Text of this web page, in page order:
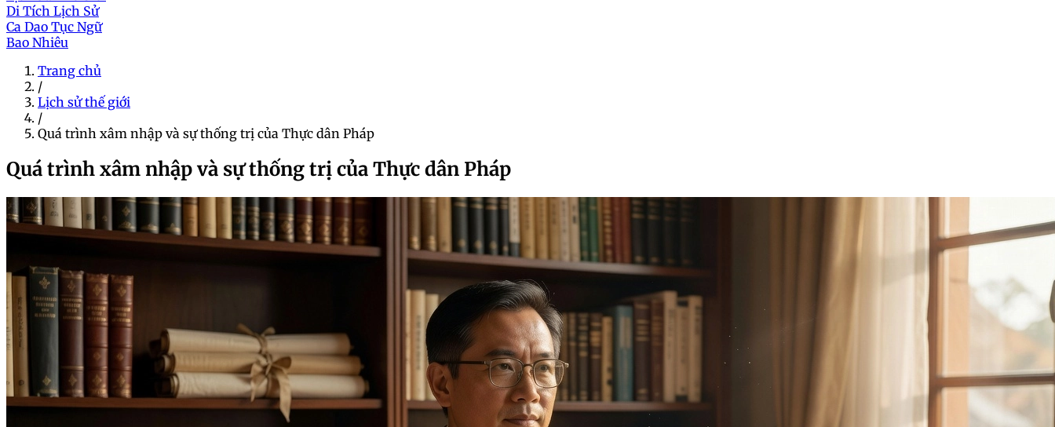
Di Tích Lịch Sử
Ca Dao Tục Ngữ
Bao Nhiêu
Trang chủ
/
Lịch sử thế giới
/
Quá trình xâm nhập và sự thống trị của Thực dân Pháp
Quá trình xâm nhập và sự thống trị của Thực dân Pháp